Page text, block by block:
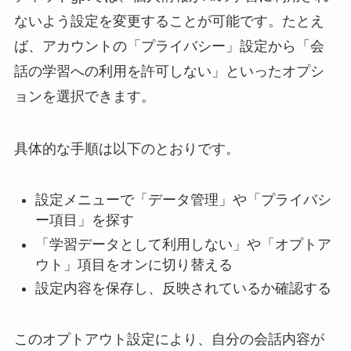
ないよう設定を変更することが可能です。たとえ
ば、アカウントの「プライバシー」設定から「会
話の学習への利用を許可しない」といったオプシ
ョンを選択できます。
具体的な手順は以下のとおりです。
設定メニューで「データ管理」や「プライバシ
ー項目」を探す
「学習データとして利用しない」や「オプトア
ウト」項目をオンに切り替える
設定内容を保存し、反映されているか確認する
このオプトアウト設定により、自分の会話内容が